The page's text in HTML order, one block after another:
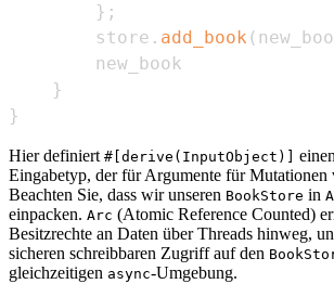
} ;
        store
. add_book (
}
}
Hier definiert #[derive(InputObject)]
Eingabetyp, der für Argumente für Mutationen
Beachten Sie, dass wir unseren BookStore in
einpacken. Arc (Atomic Reference Counted)
Besitzrechte an Daten über Threads hinweg,
sicheren schreibbaren Zugriff auf den
gleichzeitigen async-Umgebung.